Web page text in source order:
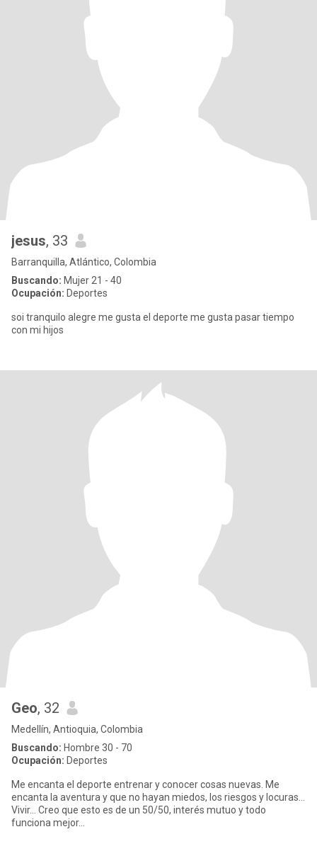
jesus, 33
Barranquilla, Atlántico, Colombia
Buscando: Mujer 21 - 40
Ocupación: Deportes
soi tranquilo alegre me gusta el deporte me gusta pasar tiempo
con mi hijos
Geo, 32
Medellín, Antioquia, Colombia
Buscando: Hombre 30 - 70
Ocupación: Deportes
Me encanta el deporte entrenar y conocer cosas nuevas. Me
encanta la aventura y que no hayan miedos, los riesgos y locuras...
Vivir... Creo que esto es de un 50/50, interés mutuo y todo
funciona mejor...